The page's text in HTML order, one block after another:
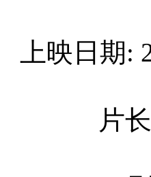
上映日期:
片